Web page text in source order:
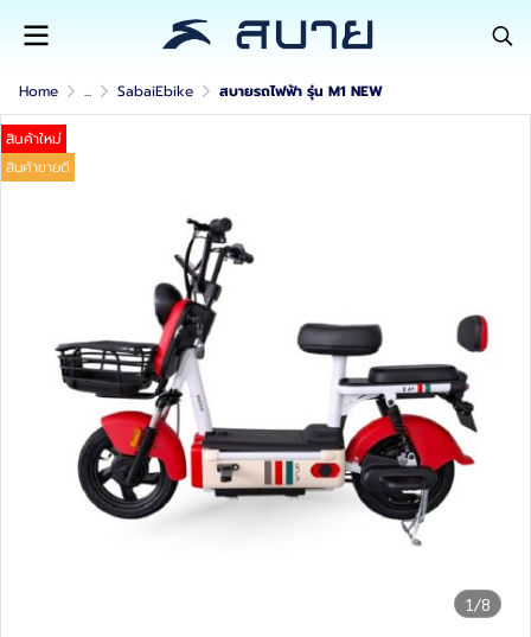
Home ... SabaiEbike สบายรถไฟฟ้า รุ่น M1 NEW
1/8
สินค้าใหม่
สินค้าขายดี